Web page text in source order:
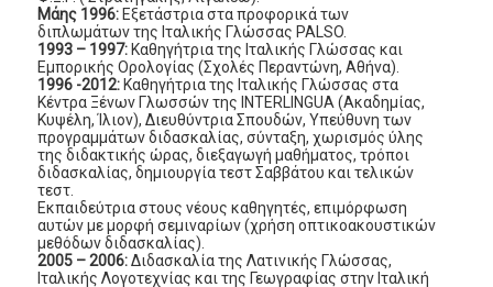
Μάης 1996: Εξετάστρια στα προφορικά των
διπλωμάτων της Ιταλικής Γλώσσας PALSO.
1993 – 1997: Καθηγήτρια της Ιταλικής Γλώσσας και
Εμπορικής Ορολογίας (Σχολές Περαντώνη, Αθήνα).
1996 -2012: Καθηγήτρια της Ιταλικής Γλώσσας στα
Κέντρα Ξένων Γλωσσών της INTERLINGUA (Ακαδημίας,
Κυψέλη, Ίλιον), Διευθύντρια Σπουδών, Υπεύθυνη των
προγραμμάτων διδασκαλίας, σύνταξη, χωρισμός ύλης
της διδακτικής ώρας, διεξαγωγή μαθήματος, τρόποι
διδασκαλίας, δημιουργία τεστ Σαββάτου και τελικών
τεστ.
Εκπαιδεύτρια στους νέους καθηγητές, επιμόρφωση
αυτών με μορφή σεμιναρίων (χρήση οπτικοακουστικών
μεθόδων διδασκαλίας).
2005 – 2006:Διδασκαλία της Λατινικής Γλώσσας,
Ιταλικής Λογοτεχνίας και της Γεωγραφίας στην Ιταλική